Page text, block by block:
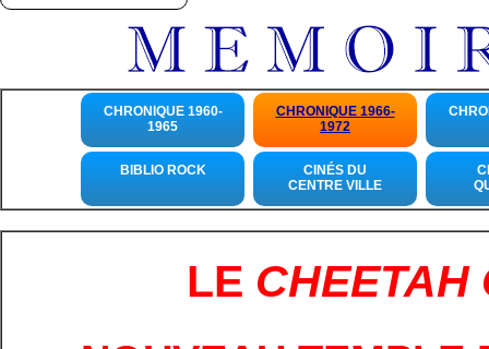
CHRONIQUE 1960-
1965
CHRONIQUE 1966-
1972
BIBLIO ROCK
CINÉS DU
CENTRE VILLE
LE CHEETAH